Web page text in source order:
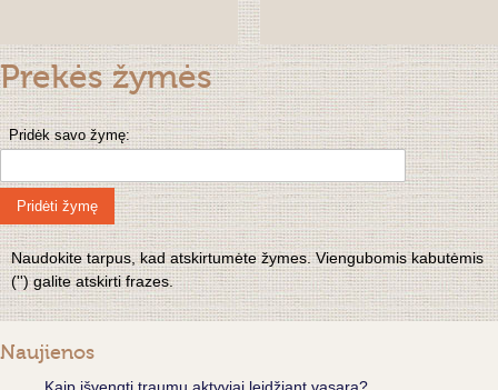
Prekės žymės
Pridėk savo žymę:
Pridėti žymę
Naudokite tarpus, kad atskirtumėte žymes. Viengubomis kabutėmis
('') galite atskirti frazes.
Naujienos